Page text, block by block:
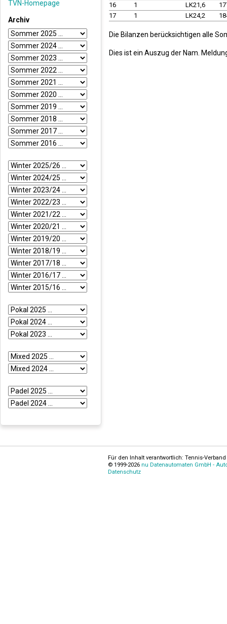
TVN-Homepage
Archiv
16
1 LK21,6
17
1 LK24,2
Die Bilanzen berücksichtigen alle
Dies ist ein Auszug der Nam.
Für den Inhalt verantwortlich: Tennis-
© 1999-2026 nu Datenautomaten GmbH -
Datenschutz